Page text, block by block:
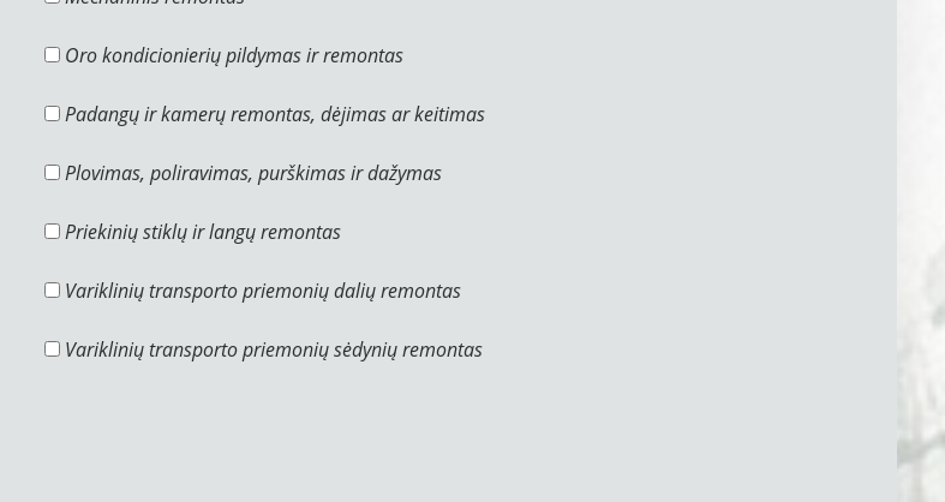
Oro kondicionierių pildymas ir remontas
Padangų ir kamerų remontas, dėjimas ar keitimas
Plovimas, poliravimas, purškimas ir dažymas
Priekinių stiklų ir langų remontas
Variklinių transporto priemonių dalių remontas
Variklinių transporto priemonių sėdynių remontas